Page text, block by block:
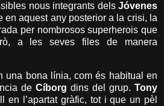
nous integrants dels Jóvenes
en aquest any posterior a la crisi, la
per nombrosos superherois que
a les seves files de manera
una bona línia, com és habitual en
de Cíborg dins del grup. Tony
en l’apartat gràfic, tot i que un pèl